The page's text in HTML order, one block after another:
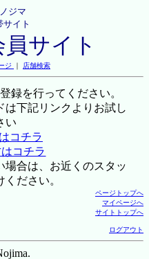
ジマ
サイト
サイト
ジ ｜ 店舗検索
録を行ってください。
は下記リンクよりお試し
い
コチラ
コチラ
場合は、お近くのスタッ
ださい。
ページトップへ
マイページへ
サイトトップへ
ログアウト